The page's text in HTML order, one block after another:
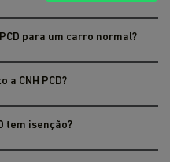
para um carro normal?
a CNH PCD?
tem isenção?